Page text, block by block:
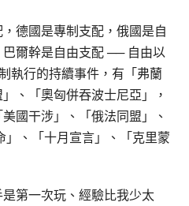
德國是專制支配，俄國是自
爾幹是自由支配 ── 自由以
執行的持續事件，有「弗蘭
、「奧匈併吞波士尼亞」，
國干涉」、「俄法同盟」、
」、「十月宣言」、「克里蒙
第一次玩、經驗比我少太